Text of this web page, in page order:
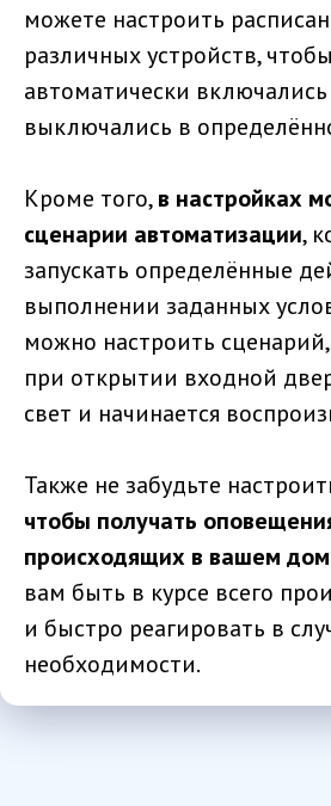
можете настроить
различных устройств,
автоматически
выключались в
Кроме того,в настройках
сценарии автоматизации,
запускать определённые
выполнении заданных
можно настроить
при открытии входной
свет и начинается
Также не забудьте
чтобы получать
происходящих в вашем
вам быть в курсе всего
и быстро реагировать в
необходимости.